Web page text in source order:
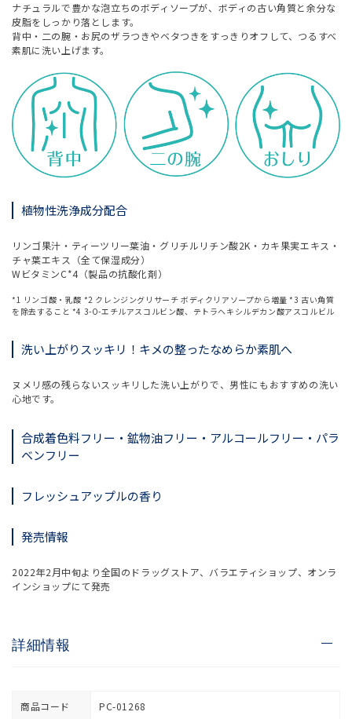
ナチュラルで豊かな泡立ちのボディソープが、ボディの古い角質と余分な
皮脂をしっかり落とします。
背中・二の腕・お尻のザラつきやベタつきをすっきりオフして、つるすべ
素肌に洗い上げます。
植物性洗浄成分配合
リンゴ果汁・ティーツリー葉油・グリチルリチン酸2K・カキ果実エキス・
チャ葉エキス（全て保湿成分）
WビタミンC*4（製品の抗酸化剤）
*1 リンゴ酸・乳酸 *2 クレンジングリサーチ ボディクリアソープから増量 *3 古い角質
を除去すること *4 3-O-エチルアスコルビン酸、テトラヘキシルデカン酸アスコルビル
洗い上がりスッキリ！キメの整ったなめらか素肌へ
ヌメリ感の残らないスッキリした洗い上がりで、男性にもおすすめの洗い
心地です。
合成着色料フリー・鉱物油フリー・アルコールフリー・パラ
ベンフリー
フレッシュアップルの香り
発売情報
2022年2月中旬より全国のドラッグストア、バラエティショップ、オンラ
インショップにて発売
詳細情報
商品コード PC-01268